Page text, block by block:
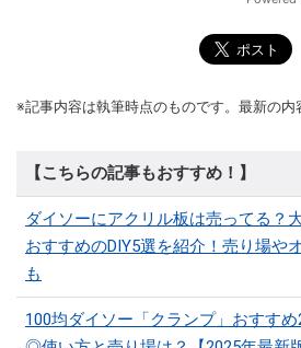
※記事内容は執筆時点のものです。最新の内
【こちらの記事もおすすめ！】
ダイソーにアクリル板は売ってる？
おすすめのDIY5選を紹介！売り場や
も
100均ダイソー「クランプ」おすす